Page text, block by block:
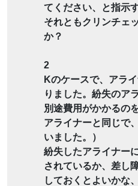
てください、と指示
それともクリンチェ
か？
2
Kのケースで、アラ
りました。紛失のア
別途費用がかかるの
アライナーと同じで
いました。）
紛失したアライナー
されているか、差し
しておくとよいかな